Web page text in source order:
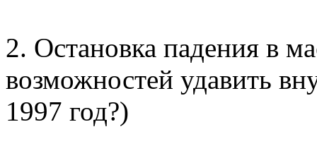
2. Остановка падения в
возможностей удавить
1997 год?)